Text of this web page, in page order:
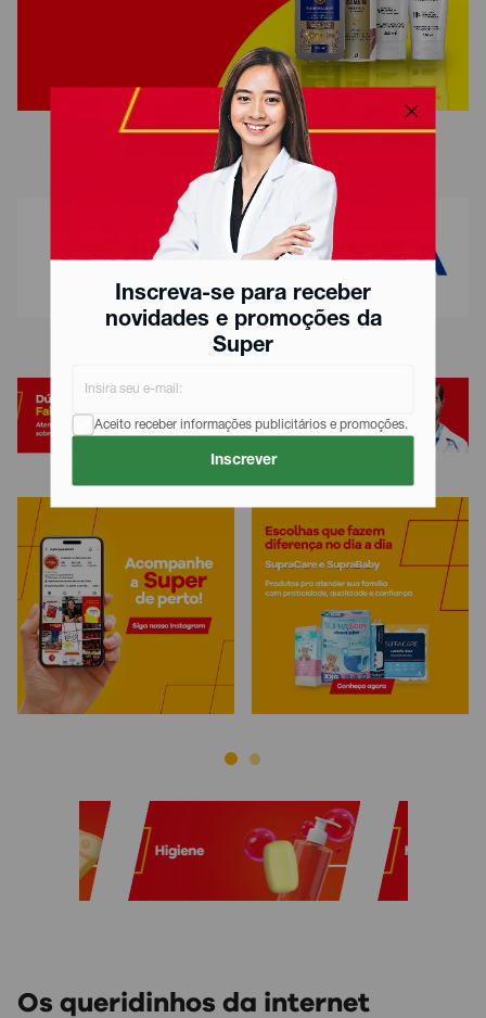
Inscreva-se para receber
novidades e promoções da
Super
Aceito receber informações publicitários e promoções.
Inscrever
Os queridinhos da internet